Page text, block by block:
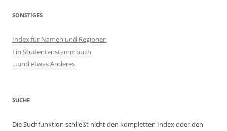
SONSTIGES
Index für Namen und Regionen
Ein Studentenstammbuch
…und etwas Anderes
SUCHE
Die Suchfunktion schließt nicht den kompletten Index oder den